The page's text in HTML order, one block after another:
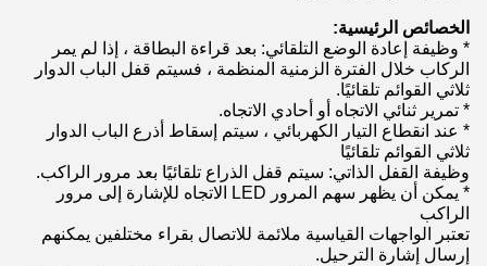
الخصائص الرئيسية:
* وظيفة إعادة الوضع التلقائي: بعد قراءة البطاقة ، إذا لم يمر
الركاب خلال الفترة الزمنية المنظمة ، فسيتم قفل الباب الدوار
ثلاثي القوائم تلقائيًا.
* تمرير ثنائي الاتجاه أو أحادي الاتجاه.
* عند انقطاع التيار الكهربائي ، سيتم إسقاط أذرع الباب الدوار
ثلاثي القوائم تلقائيًا
وظيفة القفل الذاتي: سيتم قفل الذراع تلقائيًا بعد مرور الراكب.
* يمكن أن يظهر سهم المرور LED الاتجاه للإشارة إلى مرور
الراكب
تعتبر الواجهات القياسية ملائمة للاتصال بقراء مختلفين يمكنهم
إرسال إشارة الترحيل.